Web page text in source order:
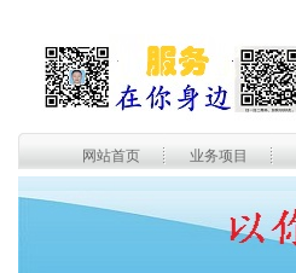
网站首页 业务项目